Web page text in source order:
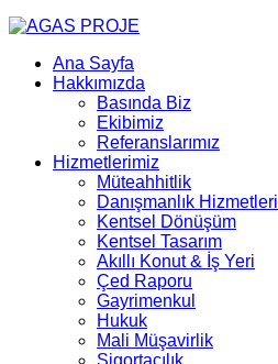
Ana Sayfa
Hakkımızda
Basında Biz
Ekibimiz
Referanslarımız
Hizmetlerimiz
Müteahhitlik
Danışmanlık Hizmetleri
Kentsel Dönüşüm
Kentsel Tasarım
Akıllı Konut & İş Yeri
Çed Raporu
Gayrimenkul
Hukuk
Mali Müşavirlik
Sigortacılık